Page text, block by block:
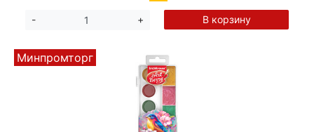
- + В корзину
Минпромторг